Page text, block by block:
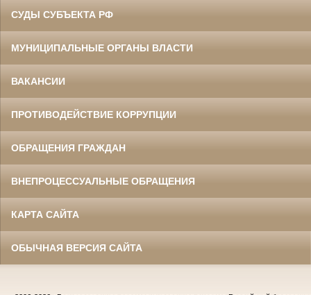
СУДЫ СУБЪЕКТА РФ
МУНИЦИПАЛЬНЫЕ ОРГАНЫ ВЛАСТИ
ВАКАНСИИ
ПРОТИВОДЕЙСТВИЕ КОРРУПЦИИ
ОБРАЩЕНИЯ ГРАЖДАН
ВНЕПРОЦЕССУАЛЬНЫЕ ОБРАЩЕНИЯ
КАРТА САЙТА
ОБЫЧНАЯ ВЕРСИЯ САЙТА